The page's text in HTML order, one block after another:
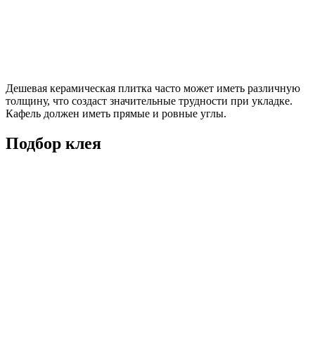
Дешевая керамическая плитка часто может иметь различную
толщину, что создаст значительные трудности при укладке.
Кафель должен иметь прямые и ровные углы.
Подбор клея